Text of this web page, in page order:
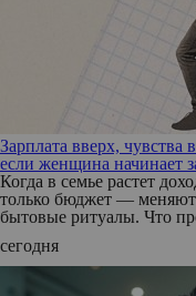
Зарплата вверх,
если женщина начинает
Когда в семье растет
только бюджет —
бытовые ритуалы. Что
сегодня